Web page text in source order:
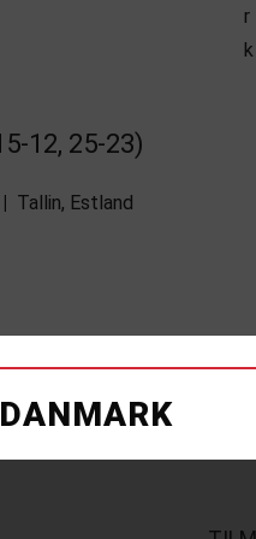
12, 25-23)
Tallin, Estland